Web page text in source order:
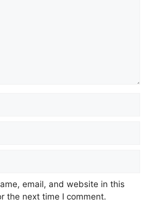
email, and website in this
the next time I comment.